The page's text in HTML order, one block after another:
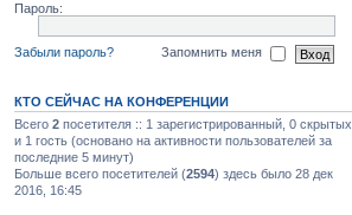
Пароль:
Забыли пароль? Запомнить меня
КТО СЕЙЧАС НА КОНФЕРЕНЦИИ
Всего 2 посетителя :: 1 зарегистрированный, 0 скрытых
и 1 гость (основано на активности пользователей за
последние 5 минут)
Больше всего посетителей (2594) здесь было 28 дек
2016, 16:45